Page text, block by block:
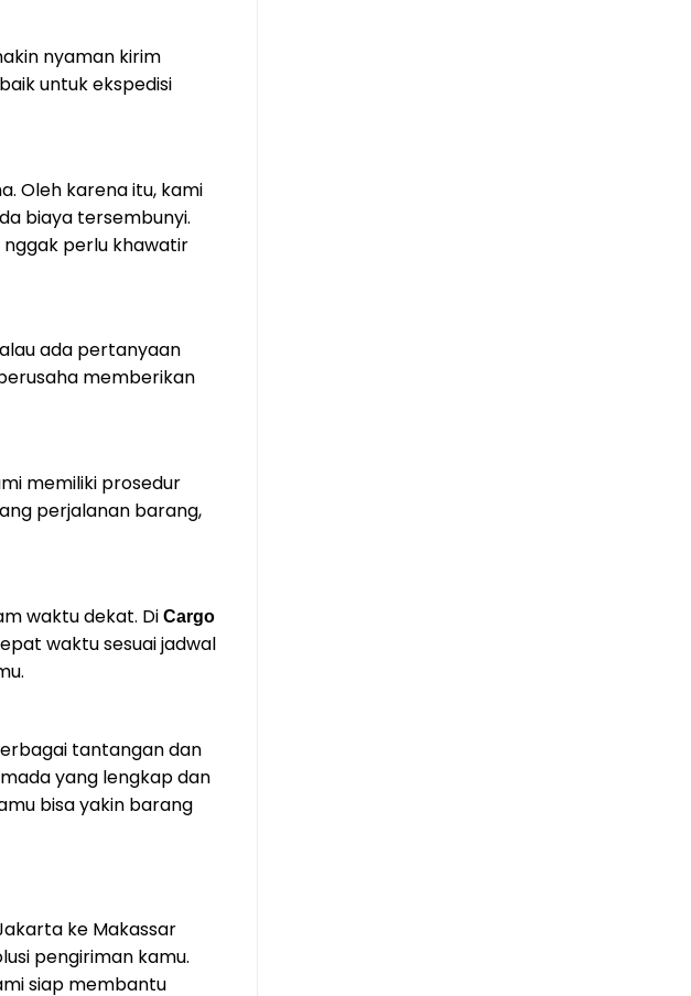
nyaman kirim
untuk ekspedisi
Oleh karena itu, kami
biaya tersembunyi.
nggak perlu khawatir
ada pertanyaan
memberikan
memiliki prosedur
perjalanan barang,
waktu dekat. Di Cargo
waktu sesuai jadwal
tantangan dan
yang lengkap dan
bisa yakin barang
ke Makassar
pengiriman kamu.
siap membantu